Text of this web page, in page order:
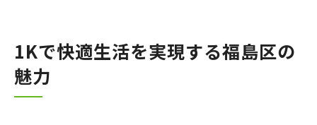
底解説
1Kで快適生活を実現する福島区の
魅力